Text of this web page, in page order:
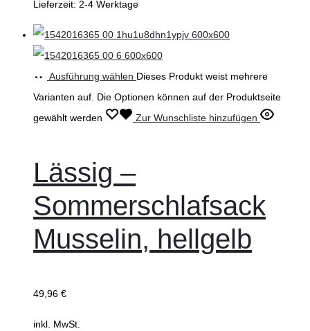
Lieferzeit: 2-4 Werktage
Ausführung wählen Dieses Produkt weist mehrere
Varianten auf. Die Optionen können auf der Produktseite
gewählt werden
Zur Wunschliste hinzufügen
Lässig –
Sommerschlafsack
Musselin, hellgelb
49,96 €
inkl. MwSt.